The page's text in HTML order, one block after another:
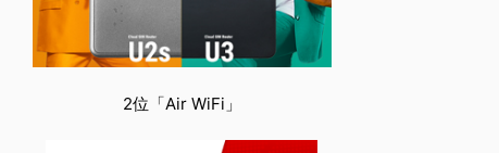
2位「Air WiFi」